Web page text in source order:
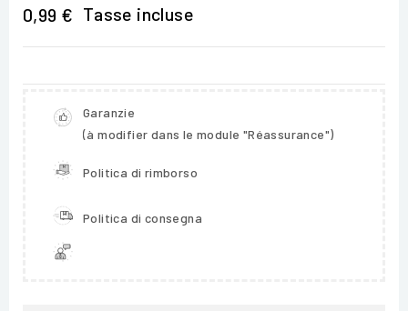
0,99 € Tasse incluse
Garanzie
(à modifier dans le module "Réassurance")
Politica di rimborso
Politica di consegna